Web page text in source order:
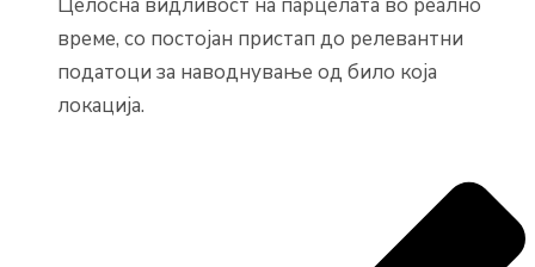
Целосна видливост на парцелата во реално
време, со постојан пристап до релевантни
податоци за наводнување од било која
локација.